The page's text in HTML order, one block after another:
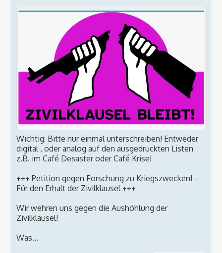
Wichtig: Bitte nur einmal unterschreiben! Entweder
digital , oder analog auf den ausgedruckten Listen
z.B. im Café Desaster oder Café Krise!
+++ Petition gegen Forschung zu Kriegszwecken! –
Für den Erhalt der Zivilklausel +++
Wir wehren uns gegen die Aushöhlung der
Zivilklausel!
Was...